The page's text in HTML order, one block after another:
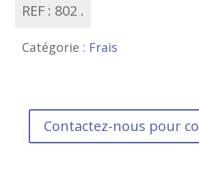
REF : 802
Catégorie : Frais
Contactez-nous pour